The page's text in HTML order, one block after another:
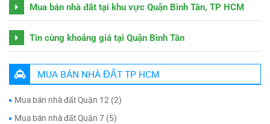
Mua bán nhà đất tại khu vực Quận Bình Tân, TP HCM
Tin cùng khoảng giá tại Quận Bình Tân
MUA BÁN NHÀ ĐẤT TP HCM
Mua bán nhà đất Quận 12 (2)
Mua bán nhà đất Quận 7 (5)